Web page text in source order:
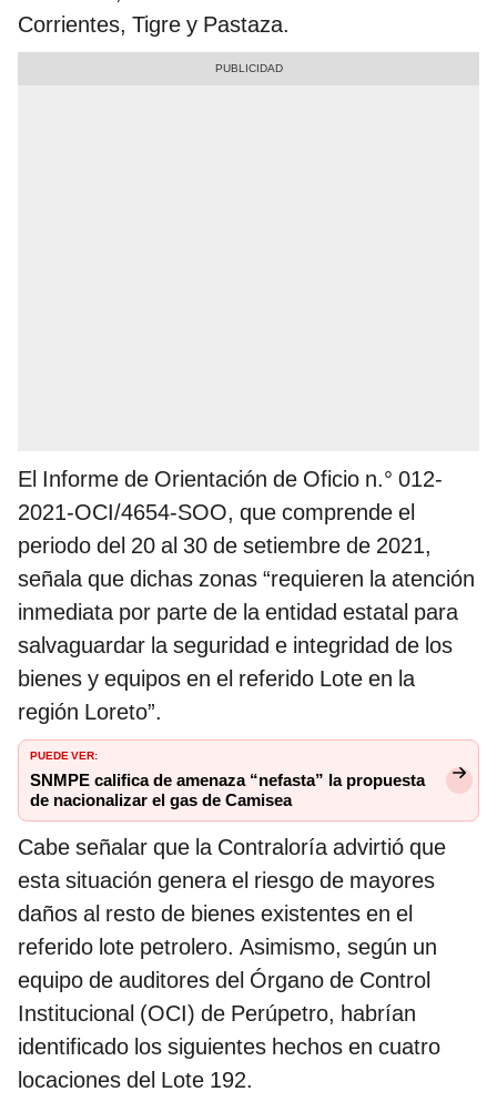
Corrientes, Tigre y Pastaza.
El Informe de Orientación de Oficio n.° 012-
2021-OCI/4654-SOO, que comprende el
periodo del 20 al 30 de setiembre de 2021,
señala que dichas zonas “requieren la atención
inmediata por parte de la entidad estatal para
salvaguardar la seguridad e integridad de los
bienes y equipos en el referido Lote en la
región Loreto”.
PUEDE VER:
SNMPE califica de amenaza “nefasta” la propuesta
de nacionalizar el gas de Camisea
Cabe señalar que la Contraloría advirtió que
esta situación genera el riesgo de mayores
daños al resto de bienes existentes en el
referido lote petrolero. Asimismo, según un
equipo de auditores del Órgano de Control
Institucional (OCI) de Perúpetro, habrían
identificado los siguientes hechos en cuatro
locaciones del Lote 192.